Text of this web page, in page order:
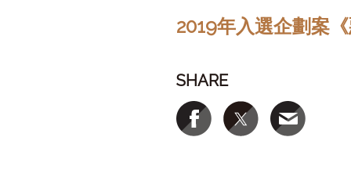
2019年入選企劃案
SHARE